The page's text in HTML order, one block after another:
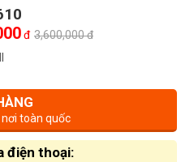
đ 3,600,000 đ
toàn quốc
điện thoại: